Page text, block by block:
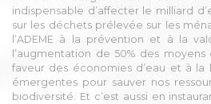
indispensable d’affecter le milliard
sur les déchets prélevée sur les
l’ADEME à la prévention et à la
l’augmentation de 50% des
faveur des économies d’eau et à
émergentes pour sauver nos
biodiversité. Et c’est aussi en